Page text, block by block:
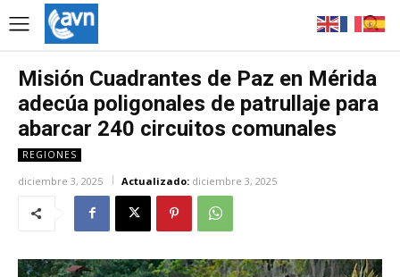
Misión Cuadrantes de Paz en Mérida
adecúa poligonales de patrullaje para
abarcar 240 circuitos comunales
REGIONES
diciembre 3, 2025 Actualizado: diciembre 3, 2025